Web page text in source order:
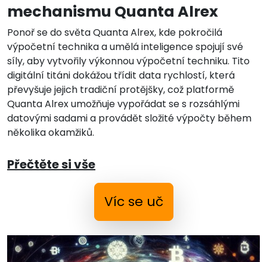
mechanismu Quanta Alrex
Ponoř se do světa Quanta Alrex, kde pokročilá
výpočetní technika a umělá inteligence spojují své
síly, aby vytvořily výkonnou výpočetní techniku. Tito
digitální titáni dokážou třídit data rychlostí, která
převyšuje jejich tradiční protějšky, což platformě
Quanta Alrex umožňuje vypořádat se s rozsáhlými
datovými sadami a provádět složité výpočty během
několika okamžiků.
Přečtěte si vše
Víc se uč